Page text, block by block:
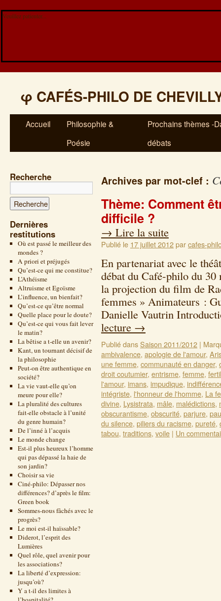
Veuillez patienter...
φ CAFÉS-PHILO DE
Accueil
Philosophie &
Poésie
Prochains thèmes -
débats
Recherche
Dernières
restitutions
Où est passé le meilleur des
mondes ?
A priori et préjugés
Qu’est-ce qui me constitue?
L’Athéisme
Altruisme et Egoïsme
L’influence, un bienfait?
Qu’est-ce qu’être normal
Quelle place pour le doute?
Qu’est-ce qui vous fait lever
le matin?
La bêtise a t-elle un avenir?
Kant, un tournant décisif de
la philosophie
Peut-on être authentique en
société?
La vie vaut-elle qu’on
meure pour elle?
La pluralité des cultures
fait-elle obstacle à l’unité
du genre humain?
De l’inné à l’acquis
Le monde change
Est-il plus heureux l’homme
qui pas dépassé la haie de
son jardin?
Choisir sa vie
Ciné-philo: Dépasser nos
différences? d’après le film:
Green book
Sommes-nous fâchés avec le
progrès?
Le moi est-il haïssable?
Diderot, l’esprit des
Lumières
Quel rôle, quel avenir pour
les associations?
La liberté d’expression:
jusqu’où?
Y a t-il des limites à
Archives par mot-clef :
Thème: Comment
difficile ?
→ Lire la suite
Publié le 17 juillet 2012parcafes-
En partenariat avec le
débat du Café-philo du
la projection du film de
femmes » Animateurs :
Danielle Vautrin
lecture →
Publié dansSaison 2011/2012 |
ambivalence, apologie de l'amour,
une femme, communauté en danger,
droit coutumier, entrisme, femme,
l'amour, imans, impudique,
intégriste, l'honneur de l'homme, La
divine, Lysistrata, mâle, malédictions,
obscurantisme, obscurité, parjure,
du silence, piliers du racisme, pureté,
tabou, traditions, voile | Un